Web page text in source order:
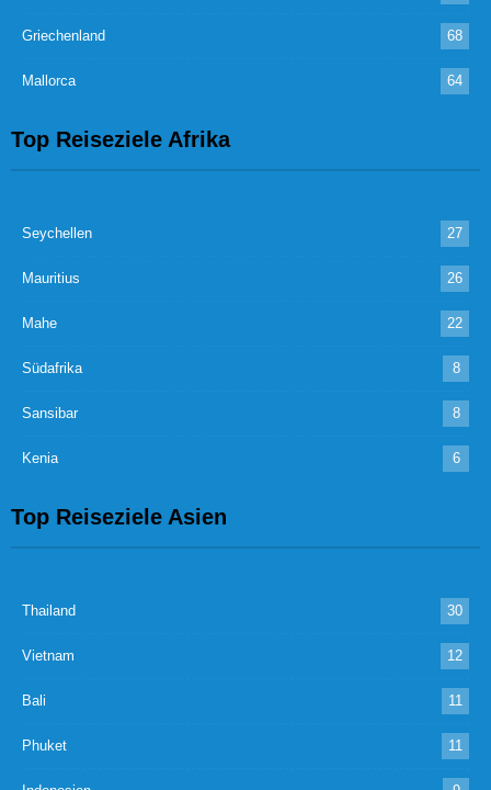
Griechenland 68
Mallorca 64
Top Reiseziele Afrika
Seychellen 27
Mauritius 26
Mahe 22
Südafrika 8
Sansibar 8
Kenia 6
Top Reiseziele Asien
Thailand 30
Vietnam 12
Bali 11
Phuket 11